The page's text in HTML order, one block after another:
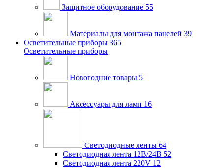
Защитное оборудование 55
Материалы для монтажа панелей 39
Осветительные приборы 365
Осветительные приборы
Новогодние товары 5
Аксессуары для ламп 16
Светодиодные ленты 64
Светодиодная лента 12В/24В 52
Светодиодная лента 220V 12